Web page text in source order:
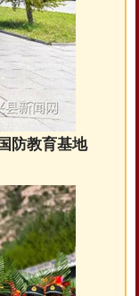
防教育基地